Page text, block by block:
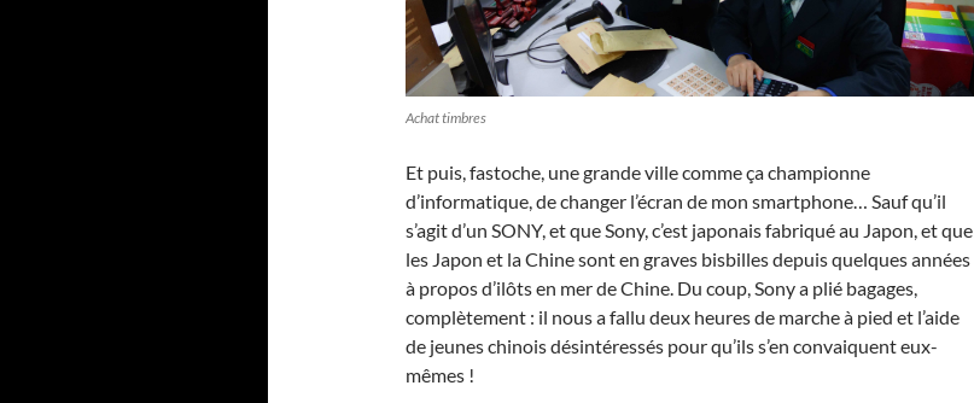
Achat timbres
Et puis, fastoche, une grande ville comme ça championne
d’informatique, de changer l’écran de mon smartphone… Sauf qu’il
s’agit d’un SONY, et que Sony, c’est japonais fabriqué au Japon, et que
les Japon et la Chine sont en graves bisbilles depuis quelques années
à propos d’ilôts en mer de Chine. Du coup, Sony a plié bagages,
complètement : il nous a fallu deux heures de marche à pied et l’aide
de jeunes chinois désintéressés pour qu’ils s’en convaiquent eux-
mêmes !